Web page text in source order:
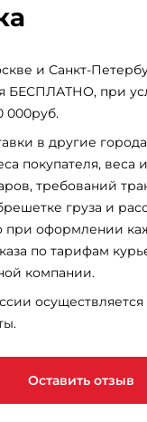
и Санкт-
БЕСПЛАТНО, при
000руб.
в другие
покупателя, веса
требований
груза и
при оформлении
по тарифам
компании.
Оставить отзыв